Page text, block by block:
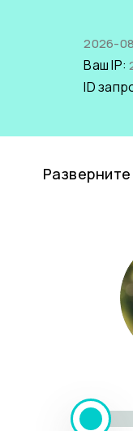
2026-
Ваш IP:
ID